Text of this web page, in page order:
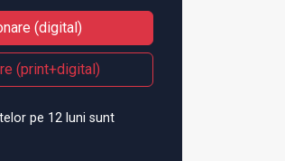
(digital)
(print+digital)
pe 12 luni sunt